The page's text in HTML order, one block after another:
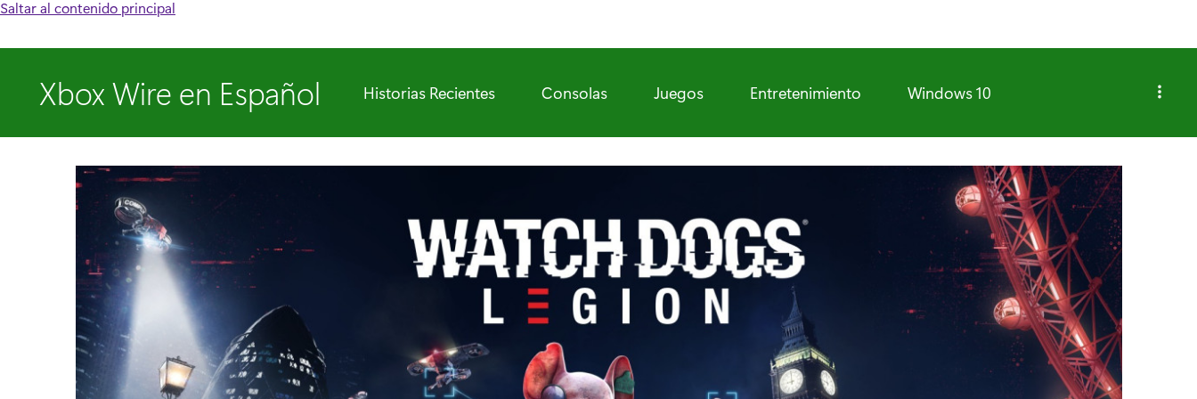
Saltar al contenido principal
Xbox Wire en Español Historias Recientes Consolas Juegos Entretenimiento Windows 10